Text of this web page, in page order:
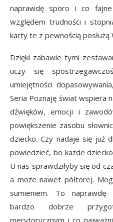
naprawdę sporo i co
względem trudności i
karty te z pewnością posłużą
Dzięki zabawie tymi
uczy się
umiejętności
Seria Poznaję świat wspiera
dźwięków, emocji i
powiększenie zasobu
dziecko. Czy nadaje się już
powiedzieć, bo każde
U nas sprawdziłyby się od
a może nawet półtorej.
sumieniem. To
bardzo dobrze
merytorycznym i co